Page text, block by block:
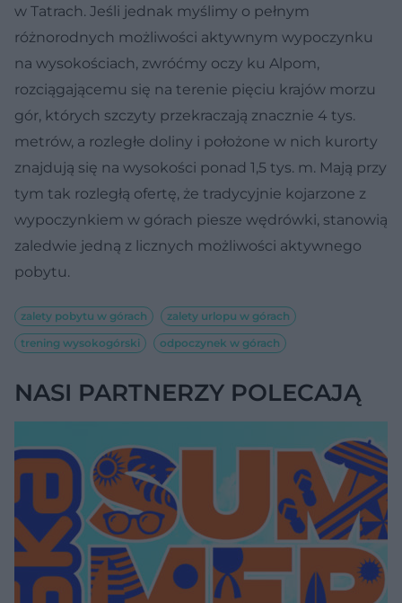
w Tatrach. Jeśli jednak myślimy o pełnym
różnorodnych możliwości aktywnym wypoczynku
na wysokościach, zwróćmy oczy ku Alpom,
rozciągającemu się na terenie pięciu krajów morzu
gór, których szczyty przekraczają znacznie 4 tys.
metrów, a rozległe doliny i położone w nich kurorty
znajdują się na wysokości ponad 1,5 tys. m. Mają przy
tym tak rozległą ofertę, że tradycyjnie kojarzone z
wypoczynkiem w górach piesze wędrówki, stanowią
zaledwie jedną z licznych możliwości aktywnego
pobytu.
zalety pobytu w górach
zalety urlopu w górach
trening wysokogórski
odpoczynek w górach
NASI PARTNERZY POLECAJĄ